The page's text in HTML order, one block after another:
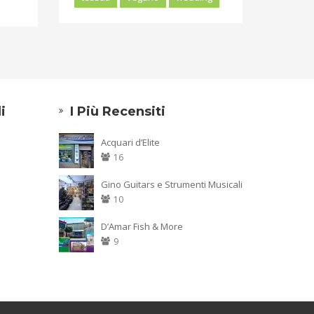
o
I Più Recensiti
Acquari d’Elite
16
Gino Guitars e Strumenti Musicali
10
D’Amar Fish & More
9